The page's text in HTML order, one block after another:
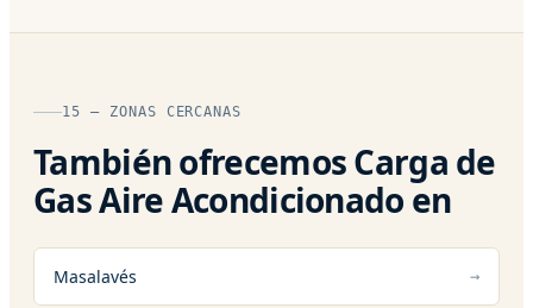
15 — ZONAS CERCANAS
También ofrecemos Carga de
Gas Aire Acondicionado en
Masalavés